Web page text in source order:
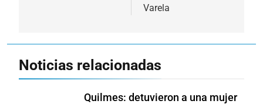
Varela
Noticias relacionadas
Quilmes: detuvieron a una mujer